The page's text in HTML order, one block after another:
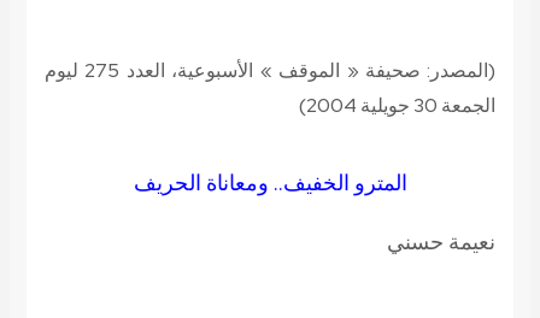
(المصدر: صحيفة « الموقف » الأسبوعية، العدد 275
ليوم
الجمعة 30 جويلية 2004
)
المترو الخفيف.. ومعاناة الحريف
نعيمة حسني